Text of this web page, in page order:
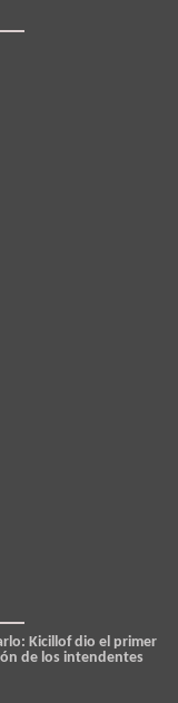
Kicillof dio el primer
de los intendentes